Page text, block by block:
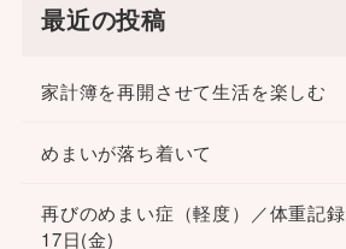
最近の投稿
家計簿を再開させて生活を楽しむ
めまいが落ち着いて
再びのめまい症（軽度）／体重記
17日(金)